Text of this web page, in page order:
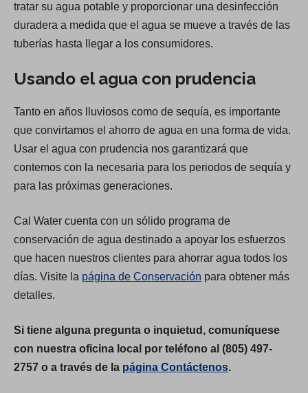
tratar su agua potable y proporcionar una desinfección
duradera a medida que el agua se mueve a través de las
tuberías hasta llegar a los consumidores.
Usando el agua con prudencia
Tanto en años lluviosos como de sequía, es importante
que convirtamos el ahorro de agua en una forma de vida.
Usar el agua con prudencia nos garantizará que
contemos con la necesaria para los periodos de sequía y
para las próximas generaciones.
Cal Water cuenta con un sólido programa de
conservación de agua destinado a apoyar los esfuerzos
que hacen nuestros clientes para ahorrar agua todos los
días. Visite la página de Conservación para obtener más
detalles.
Si tiene alguna pregunta o inquietud, comuníquese
con nuestra oficina local por teléfono al (805) 497-
2757 o a través de la página Contáctenos.